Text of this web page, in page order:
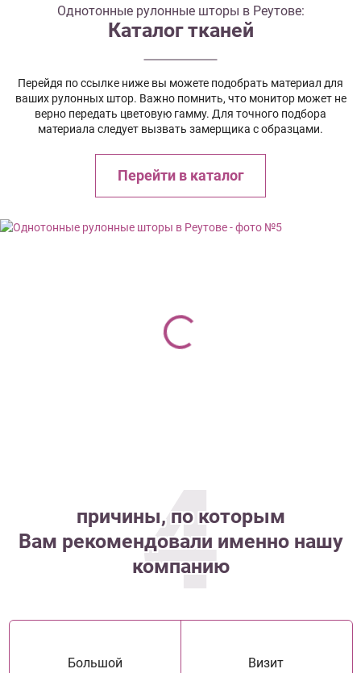
Однотонные рулонные шторы в Реутове:
Каталог тканей
Перейдя по ссылке ниже вы можете подобрать материал для
ваших рулонных штор. Важно помнить, что монитор может не
верно передать цветовую гамму. Для точного подбора
материала следует вызвать замерщика с образцами.
Перейти в каталог
4
причины, по которым
Вам рекомендовали именно нашу
компанию
Большой
Визит